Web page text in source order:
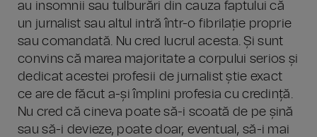
au insomnii sau tulburări din cauza faptului că
un jurnalist sau altul intră într-o fibrilație proprie
sau comandată. Nu cred lucrul acesta. Și sunt
convins că marea majoritate a corpului serios și
dedicat acestei profesii de jurnalist știe exact
ce are de făcut a-și împlini profesia cu credință.
Nu cred că cineva poate să-i scoată de pe șină
sau să-i devieze, poate doar, eventual, să-i mai